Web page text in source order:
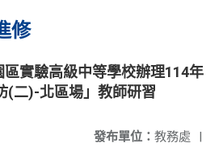
修
實驗高級中等學校辦理114年
(二)-北區場」教師研習
發布單位： 教務處 |